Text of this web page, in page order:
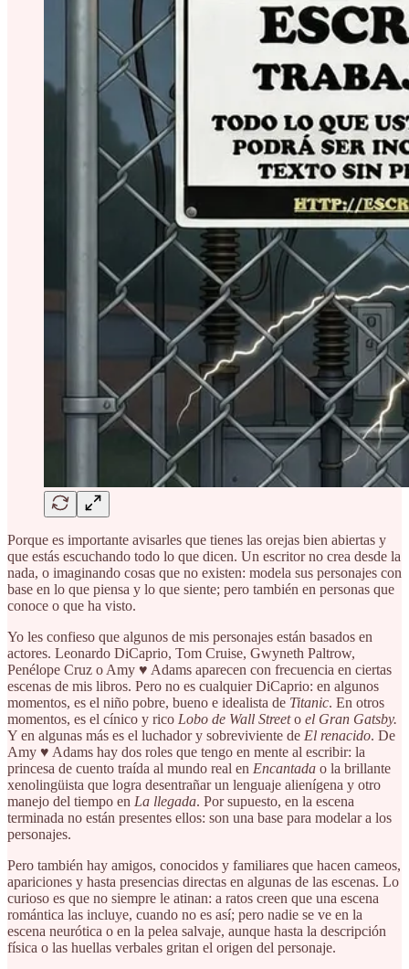
Porque es importante avisarles que tienes las orejas bien abiertas y
que estás escuchando todo lo que dicen. Un escritor no crea desde la
nada, o imaginando cosas que no existen: modela sus personajes con
base en lo que piensa y lo que siente; pero también en personas que
conoce o que ha visto.
Yo les confieso que algunos de mis personajes están basados en
actores. Leonardo DiCaprio, Tom Cruise, Gwyneth Paltrow,
Penélope Cruz o Amy ♥︎ Adams aparecen con frecuencia en ciertas
escenas de mis libros. Pero no es cualquier DiCaprio: en algunos
momentos, es el niño pobre, bueno e idealista de Titanic. En otros
momentos, es el cínico y rico Lobo de Wall Streeto el Gran Gatsby.
Y en algunas más es el luchador y sobreviviente de El renacido. De
Amy ♥︎ Adams hay dos roles que tengo en mente al escribir: la
princesa de cuento traída al mundo real en Encantada o la brillante
xenolingüista que logra desentrañar un lenguaje alienígena y otro
manejo del tiempo en La llegada. Por supuesto, en la escena
terminada no están presentes ellos: son una base para modelar a los
personajes.
Pero también hay amigos, conocidos y familiares que hacen cameos,
apariciones y hasta presencias directas en algunas de las escenas. Lo
curioso es que no siempre le atinan: a ratos creen que una escena
romántica las incluye, cuando no es así; pero nadie se ve en la
escena neurótica o en la pelea salvaje, aunque hasta la descripción
física o las huellas verbales gritan el origen del personaje.